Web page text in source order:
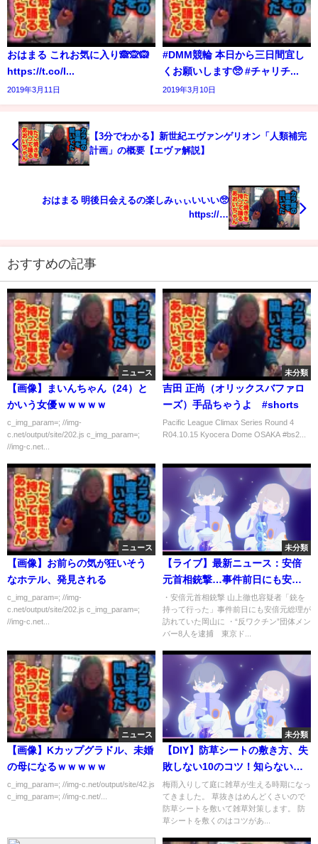
おはまる これお気に入り🙈🙊🙉
https://t.co/I...
2019年3月11日
#DMM競輪 本日から三日間宜し
くお願いします🥺 #チャリチ...
2019年3月10日
【3分でわかる】新世紀エヴァンゲリオン「人類補完
計画」の概要【エヴァ解説】
おはまる 明後日会えるの楽しみぃぃいいい🥺
https://…
おすすめの記事
ニュース
【画像】まいんちゃん（24）と
かいう女優ｗｗｗｗｗ
c_img_param=; //img-
c.net/output/site/202.js c_img_param=;
//img-c.net...
未分類
吉田 正尚（オリックスバファロ
ーズ）手品ちゃうよ #shorts
Pacific League Climax Series Round 4
R04.10.15 Kyocera Dome OSAKA #bs2...
ニュース
【画像】お前らの気が狂いそう
なホテル、発見される
c_img_param=; //img-
c.net/output/site/202.js c_img_param=;
//img-c.net...
未分類
【ライブ】最新ニュース：安倍
元首相銃撃…事件前日にも安倍
元総理が訪れていた岡山に/記録
的大雨 埼玉で道路冠水”川のよう
に”/テキサス州小学校で“銃乱
NEWS LIVE）
・安倍元首相銃撃 山上徹也容疑者「銃を
持って行った」事件前日にも安倍元総理が
訪れていた岡山に ・“反ワクチン”団体メン
バー8人を逮捕 東京ド...
ニュース
【画像】Kカップグラドル、未婚
の母になるｗｗｗｗｗ
c_img_param=; //img-c.net/output/site/42.js
c_img_param=; //img-c.net/...
未分類
【DIY】防草シートの敷き方、失
敗しない10のコツ！知らないと
失敗します！！【人工芝の準
備】【施工方法】
梅雨入りして庭に雑草が生える時期になっ
てきました。 草抜きはめんどくさいので
防草シートを敷いて雑草対策します。 防
草シートを敷くのはコツがあ...